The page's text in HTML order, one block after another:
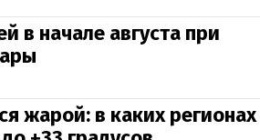
в начале августа при
жарой: в каких регионах